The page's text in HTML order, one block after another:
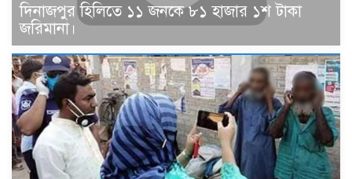
দিনাজপুর হিলিতে ১১ জনকে ৮১ হাজার ১শ টাকা
জরিমানা।